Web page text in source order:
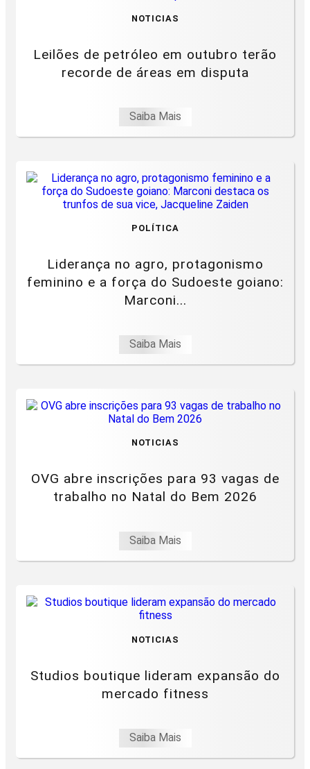
NOTICIAS
Leilões de petróleo em outubro terão
recorde de áreas em disputa
Saiba Mais
POLÍTICA
Liderança no agro, protagonismo
feminino e a força do Sudoeste goiano:
Marconi...
Saiba Mais
NOTICIAS
OVG abre inscrições para 93 vagas de
trabalho no Natal do Bem 2026
Saiba Mais
NOTICIAS
Studios boutique lideram expansão do
mercado fitness
Saiba Mais